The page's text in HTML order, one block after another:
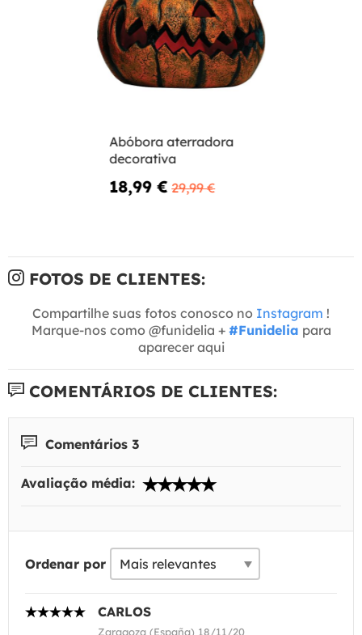
Abóbora aterradora
decorativa
18,99 € 29,99 €
FOTOS DE CLIENTES:
Compartilhe suas fotos conosco no Instagram !
Marque-nos como @funidelia + #Funidelia para
aparecer aqui
COMENTÁRIOS DE CLIENTES:
Comentários 3
Avaliação média:
Ordenar por
CARLOS
Zaragoza (España) 18/11/20